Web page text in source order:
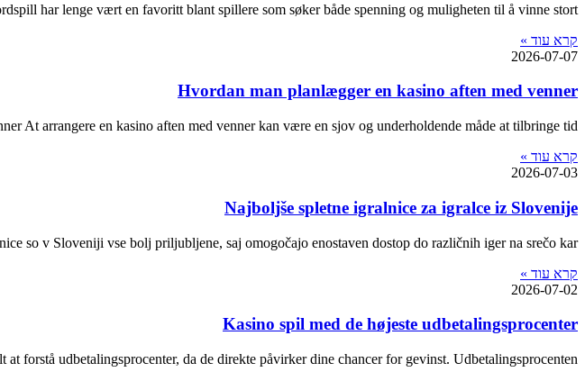
har lenge vært en favoritt blant spillere som søker både spenning og muligheten til å vinne stort.
קרא עוד »
2026-07-07
Hvordan man planlægger en kasino aften med venner
At arrangere en kasino aften med venner kan være en sjov og underholdende måde at tilbringe tid
קרא עוד »
2026-07-03
Najboljše spletne igralnice za igralce iz Slovenije
so v Sloveniji vse bolj priljubljene, saj omogočajo enostaven dostop do različnih iger na srečo kar
קרא עוד »
2026-07-02
Kasino spil med de højeste udbetalingsprocenter
forstå udbetalingsprocenter, da de direkte påvirker dine chancer for gevinst. Udbetalingsprocenten,